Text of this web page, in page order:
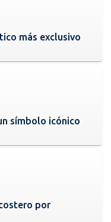
más exclusivo
símbolo icónico
por